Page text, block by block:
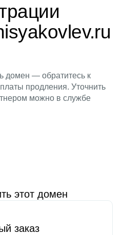
домен — обратитесь к
продления. Уточнить
можно в службе
этот домен
заказ